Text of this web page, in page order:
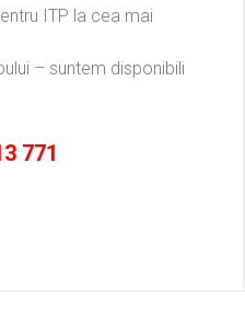
ITP la cea mai
– suntem disponibili
771